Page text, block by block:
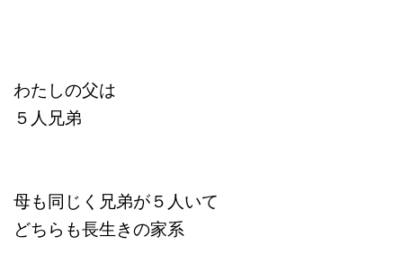
わたしの父は
５人兄弟
母も同じく兄弟が５人いて
どちらも長生きの家系